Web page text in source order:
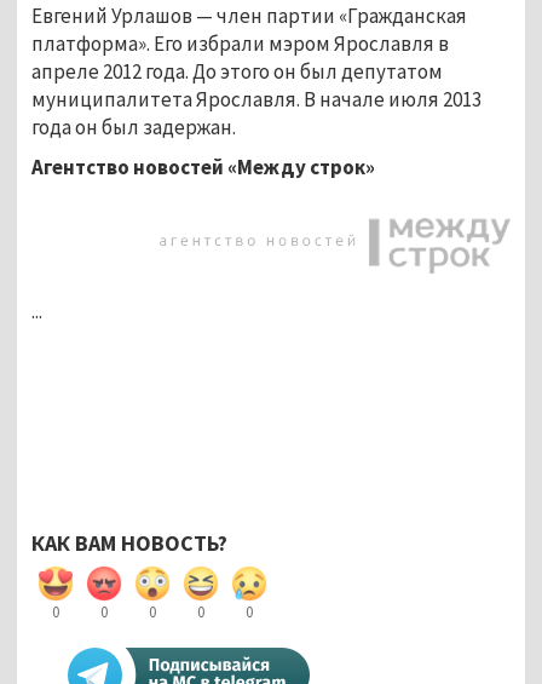
Евгений Урлашов — член партии «Гражданская
платформа». Его избрали мэром Ярославля в
апреле 2012 года. До этого он был депутатом
муниципалитета Ярославля. В начале июля 2013
года он был задержан.
Агентство новостей «Между строк»
...
КАК ВАМ НОВОСТЬ?
0 0 0 0 0